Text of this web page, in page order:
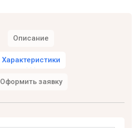
Описание
Характеристики
Оформить заявку